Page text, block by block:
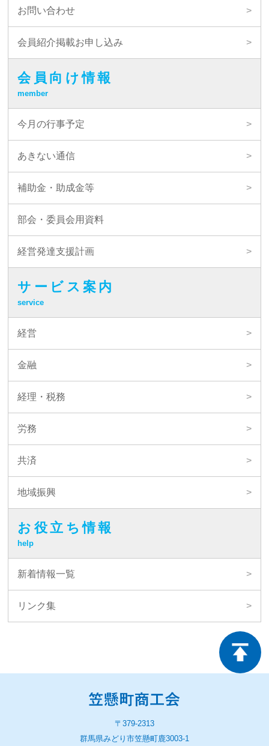
お問い合わせ
会員紹介掲載お申し込み
会員向け情報
member
今月の行事予定
あきない通信
補助金・助成金等
部会・委員会用資料
経営発達支援計画
サービス案内
service
経営
金融
経理・税務
労務
共済
地域振興
お役立ち情報
help
新着情報一覧
リンク集
〒379-2313
群馬県みどり市笠懸町鹿3003-1